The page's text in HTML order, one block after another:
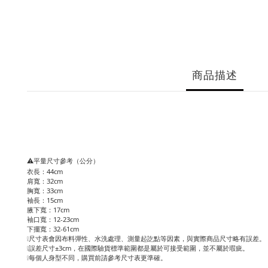
商品描述
⚠️平量尺寸參考（公分）
衣長：44cm
肩寬：32cm
胸寬：33cm
袖長：15cm
腋下寬：17cm
袖口寬：12-23cm
下擺寬：32-61cm
❕尺寸表會因布料彈性、水洗處理、測量起訖點等因素，與實際商品尺寸略有誤差。
❕誤差尺寸±3cm，在國際驗貨標準範圍都是屬於可接受範圍，並不屬於瑕疵。
❕每個人身型不同，購買前請參考尺寸表更準確。